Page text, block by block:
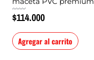
en
0
de
$114.000
Agregar al carrito